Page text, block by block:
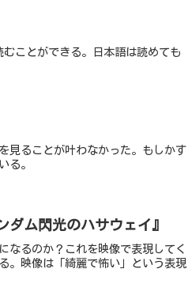
ことができる。日本語は読めても
見ることが叶わなかった。もしかす
る。
ム閃光のハサウェイ』
なるのか？これを映像で表現してく
。映像は「綺麗で怖い」という表現